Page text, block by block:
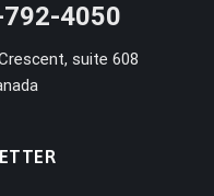
4050
suite 608